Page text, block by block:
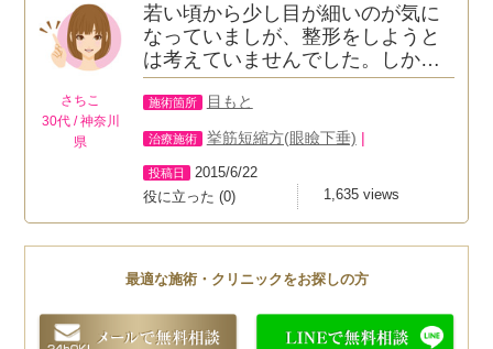
さちこ
30代 / 神奈川
県
若い頃から少し目が細いのが気に
なっていましが、整形をしようと
は考えていませんでした。しか…
施術箇所 目もと
治療施術 挙筋短縮方(眼瞼下垂) |
投稿日 2015/6/22
役に立った (0) 1,635 views
最適な施術・クリニックをお探しの方